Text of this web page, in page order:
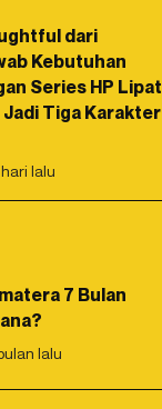
dari
Kebutuhan
Series HP Lipat
Tiga Karakter
lalu
7 Bulan
lalu